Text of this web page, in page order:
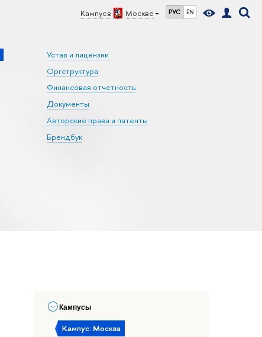
Кампус в Москве РУС EN
Устав и лицензии
Оргструктура
Финансовая отчетность
Документы
Авторские права и патенты
Брендбук
Кампусы
Кампус: Москва